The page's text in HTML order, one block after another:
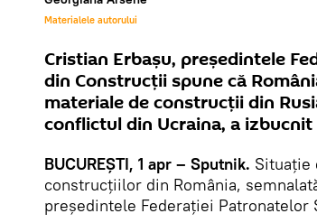
Materialele autorului
Cristian Erbașu, președintele
din Construcții spune că
materiale de construcții din
conflictul din Ucraina, a
BUCUREȘTI, 1 apr – Sputnik. Situație
construcțiilor din România,
președintele Federației